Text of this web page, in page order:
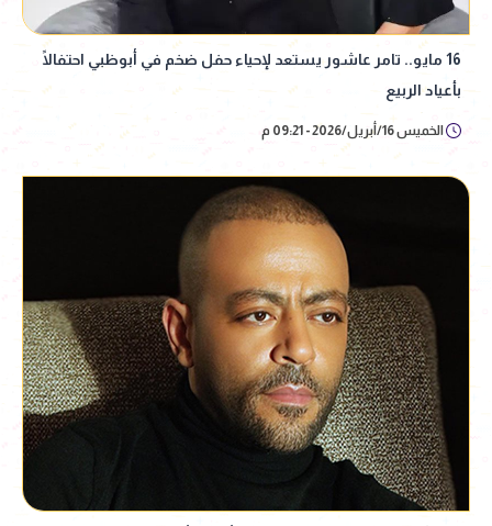
16 مايو.. تامر عاشور يستعد لإحياء حفل ضخم في أبوظبي احتفالًا
بأعياد الربيع
الخميس 16/أبريل/2026 - 09:21 م